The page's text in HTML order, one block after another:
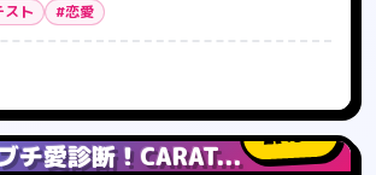
ト #恋愛
チ愛診断！CARAT...
45人